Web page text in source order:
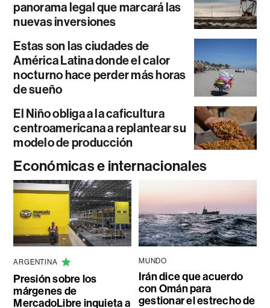
panorama legal que marcará las
nuevas inversiones
Estas son las ciudades de
América Latina donde el calor
nocturno hace perder más horas
de sueño
El Niño obliga a la caficultura
centroamericana a replantear su
modelo de producción
Económicas e internacionales
ARGENTINA
Presión sobre los
márgenes de
MercadoLibre inquieta a
MUNDO
Irán dice que acuerdo
con Omán para
gestionar el estrecho de